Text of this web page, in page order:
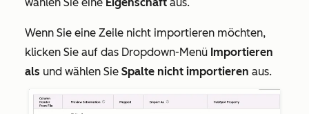
Wenn Sie eine Zeile nicht importieren möchten,
klicken Sie auf das Dropdown-Menü Importieren
als und wählen Sie Spalte nicht importieren aus.